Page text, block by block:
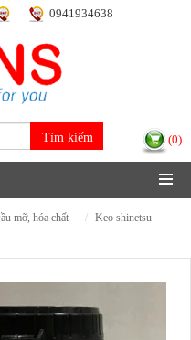
0941934638
(0)
dầu mỡ, hóa chất keo shinetsu